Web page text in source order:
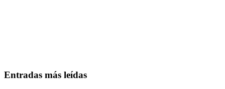
Entradas más leídas